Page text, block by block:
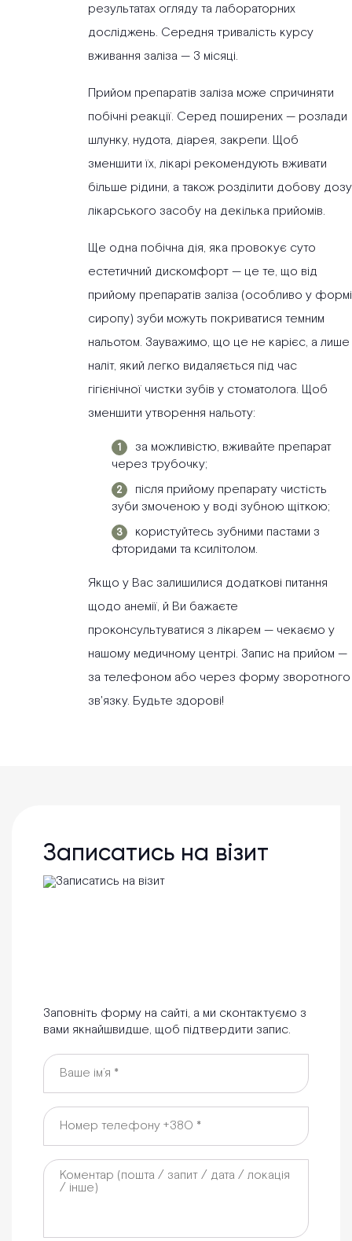
результатах огляду та лабораторних
досліджень. Середня тривалість курсу
вживання заліза — 3 місяці.
Прийом препаратів заліза може спричиняти
побічні реакції. Серед поширених — розлади
шлунку, нудота, діарея, закрепи. Щоб
зменшити їх, лікарі рекомендують вживати
більше рідини, а також розділити добову дозу
лікарського засобу на декілька прийомів.
Ще одна побічна дія, яка провокує суто
естетичний дискомфорт — це те, що від
прийому препаратів заліза (особливо у формі
сиропу) зуби можуть покриватися темним
нальотом. Зауважимо, що це не карієс, а лише
наліт, який легко видаляється під час
гігієнічної чистки зубів у стоматолога. Щоб
зменшити утворення нальоту:
за можливістю, вживайте препарат
через трубочку;
після прийому препарату чистість
зуби змоченою у воді зубною щіткою;
користуйтесь зубними пастами з
фторидами та ксилітолом.
Якщо у Вас залишилися додаткові питання
щодо анемії, й Ви бажаєте
проконсультуватися з лікарем — чекаємо у
нашому медичному центрі. Запис на прийом —
за телефоном або через форму зворотного
зв'язку. Будьте здорові!
Записатись на візит
Заповніть форму на сайті, а ми сконтактуємо з
вами якнайшвидше, щоб підтвердити запис.